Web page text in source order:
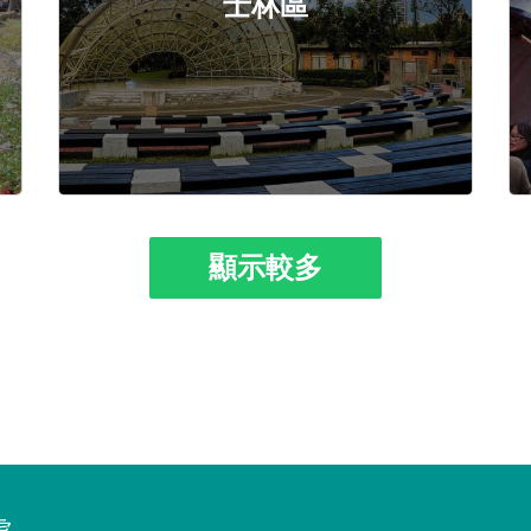
顯示較多